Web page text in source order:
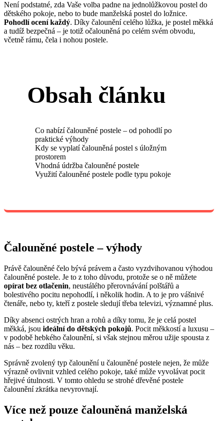
Není podstatné, zda Vaše volba padne na jednolůžkovou postel do
dětského pokoje, nebo to bude manželská postel do ložnice.
Pohodlí ocení každý. Díky čalounění celého lůžka, je postel měkká
a tudíž bezpečná – je totiž očalouněná po celém svém obvodu,
včetně rámu, čela i nohou postele.
Obsah článku
Co nabízí čalouněné postele – od pohodlí po
praktické výhody
Kdy se vyplatí čalouněná postel s úložným
prostorem
Vhodná údržba čalouněné postele
Využití čalouněné postele podle typu pokoje
Čalouněné postele – výhody
Právě čalouněné čelo bývá právem a často vyzdvihovanou výhodou
čalouněné postele. Je to z toho důvodu, protože se o ně můžete
opírat bez otlačenin, neustálého přerovnávání polštářů a
bolestivého pocitu nepohodlí, i několik hodin. A to je pro vášnivé
čtenáře, nebo ty, kteří z postele sledují třeba televizi, významné plus.
Díky absenci ostrých hran a rohů a díky tomu, že je celá postel
měkká, jsou ideální do dětských pokojů. Pocit měkkostí a luxusu –
v podobě hebkého čalounění, si však stejnou měrou užije spousta z
nás – bez rozdílu věku.
Správně zvolený typ čalounění u čalouněné postele nejen, že může
výrazně ovlivnit vzhled celého pokoje, také může vyvolávat pocit
hřejivé útulnosti. V tomto ohledu se strohé dřevěné postele
čalounění zkrátka nevyrovnají.
Více než pouze čalouněná manželská